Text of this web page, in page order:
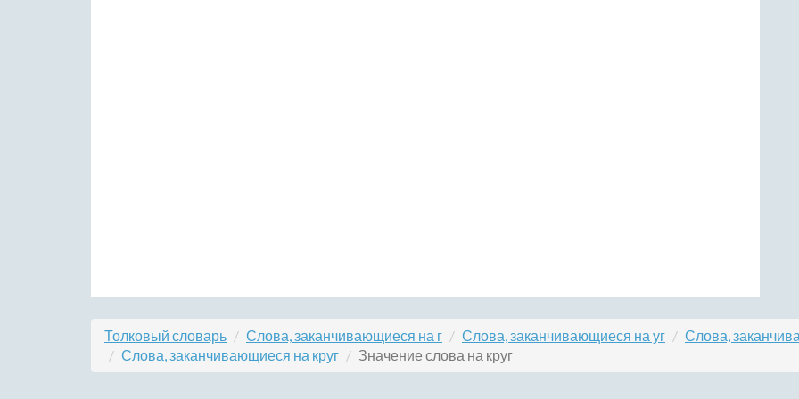
Толковый словарь Слова, заканчивающиеся на г Слова, заканчивающиеся на уг
Слова,
Слова, заканчивающиеся на круг
Значение слова на круг